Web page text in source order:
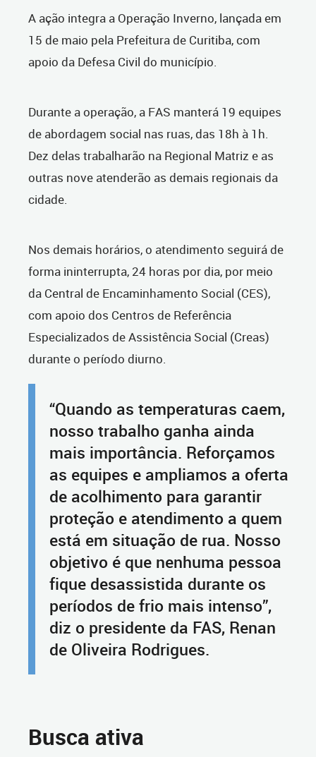
A ação integra a Operação Inverno, lançada em
15 de maio pela Prefeitura de Curitiba, com
apoio da Defesa Civil do município.
Durante a operação, a FAS manterá 19 equipes
de abordagem social nas ruas, das 18h à 1h.
Dez delas trabalharão na Regional Matriz e as
outras nove atenderão as demais regionais da
cidade.
Nos demais horários, o atendimento seguirá de
forma ininterrupta, 24 horas por dia, por meio
da Central de Encaminhamento Social (CES),
com apoio dos Centros de Referência
Especializados de Assistência Social (Creas)
durante o período diurno.
“Quando as temperaturas caem,
nosso trabalho ganha ainda
mais importância. Reforçamos
as equipes e ampliamos a oferta
de acolhimento para garantir
proteção e atendimento a quem
está em situação de rua. Nosso
objetivo é que nenhuma pessoa
fique desassistida durante os
períodos de frio mais intenso”,
diz o presidente da FAS, Renan
de Oliveira Rodrigues.
Busca ativa